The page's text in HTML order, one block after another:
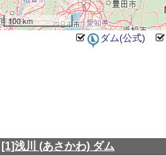
100 km
[1]浅川 (あさかわ) ダム